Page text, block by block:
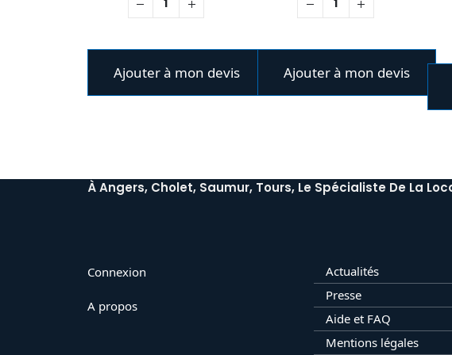
Ajouter à mon devis Ajouter à mon devis
À Angers, Cholet, Saumur, Tours, Le Spécialiste De La
Connexion
A propos
Actualités
Presse
Aide et FAQ
Mentions légales